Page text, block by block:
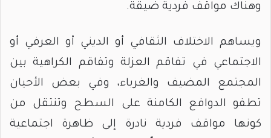
وهناك مواقف فردية ضيقة.
ويساهم الاختلاف الثقافي أو الديني أو العرفي أو
الاجتماعي في تفاقم العزلة وتفاقم الكراهية بين
المجتمع المضيف والغرباء، وفي بعض الأحيان
تطفو الدوافع الكامنة على السطح وتنتقل من
كونها مواقف فردية نادرة إلى ظاهرة اجتماعية